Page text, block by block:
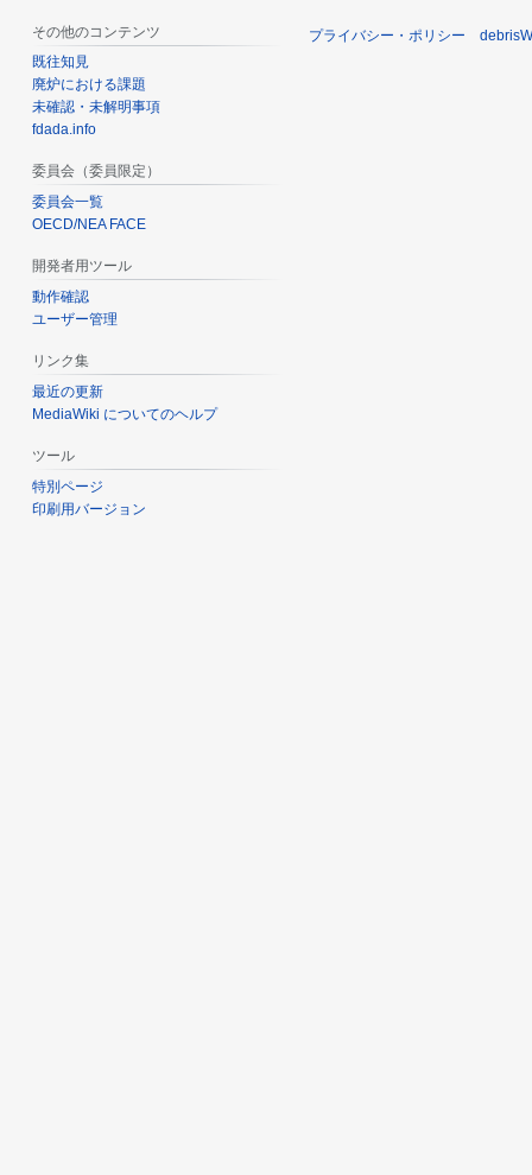
その他のコンテンツ
既往知見
廃炉における課題
未確認・未解明事項
fdada.info
委員会（委員限定）
委員会一覧
OECD/NEA FACE
開発者用ツール
動作確認
ユーザー管理
リンク集
最近の更新
MediaWiki についてのヘルプ
ツール
特別ページ
印刷用バージョン
プライバシー・ポリシー